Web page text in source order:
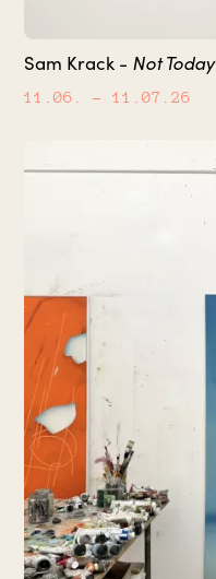
Sam Krack - Not Today
11.06. – 11.07.26